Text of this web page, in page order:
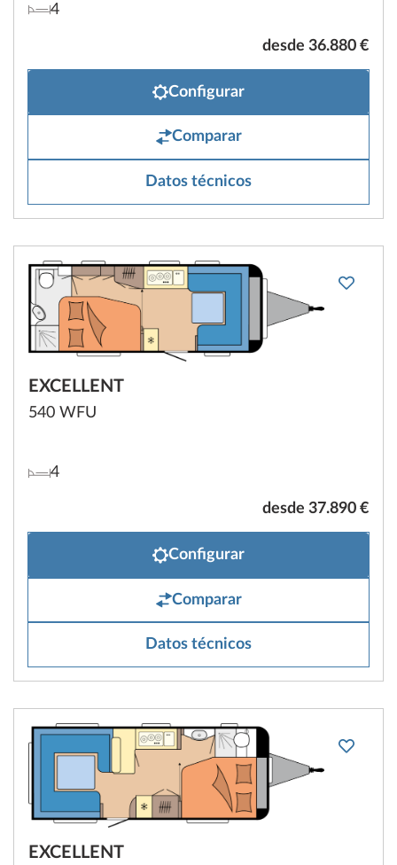
4
desde 36.880 €
Configurar
Comparar
Datos técnicos
EXCELLENT
540 WFU
4
desde 37.890 €
Configurar
Comparar
Datos técnicos
EXCELLENT